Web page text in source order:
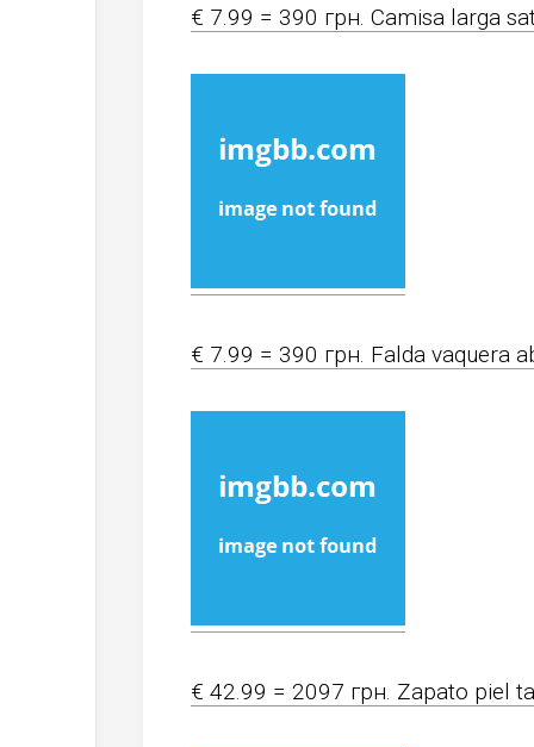
€ 7.99 = 390 грн. Camisa larga
€ 7.99 = 390 грн. Falda vaquera
€ 42.99 = 2097 грн. Zapato piel